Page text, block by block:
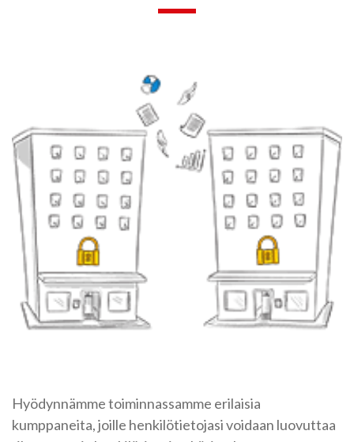
Hyödynnämme toiminnassamme erilaisia
kumppaneita, joille henkilötietojasi voidaan luovuttaa